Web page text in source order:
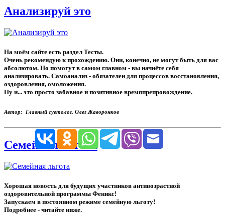
Анализируй это
На моём сайте есть раздел Тесты.
Очень рекомендую к прохождению. Они, конечно, не могут быть для вас
абсолютом. Но помогут в самом главном - вы начнёте себя
анализировать. Самоанализ - обязателен для процессов восстановления,
оздоровления, омоложения.
Ну и... это просто забавное и позитивное времяпрепровождение.
Автор: Главный суетолог, Олег Жаворонков
Семейная льгота
Хорошая новость для будущих участников антивозрастной
оздоровительной программы Феникс!
Запускаем в постоянном режиме семейную льготу!
Подробнее - читайте ниже.